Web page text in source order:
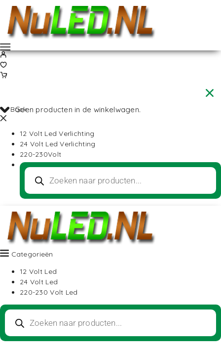
Geen producten in de winkelwagen.
Back
12 Volt Led Verlichting
24 Volt Led Verlichting
220-230Volt
Categorieën
12 Volt Led
24 Volt Led
220-230 Volt Led